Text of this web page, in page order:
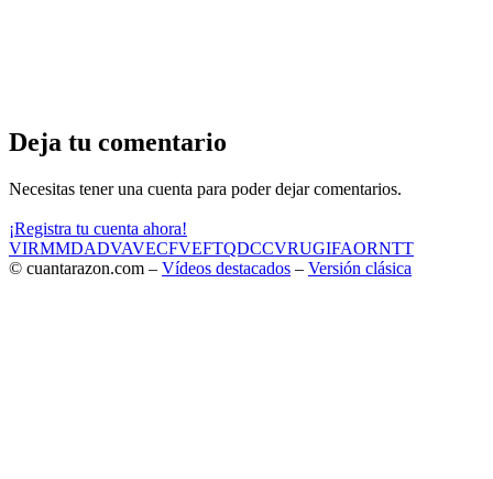
Deja tu comentario
Necesitas tener una cuenta para poder dejar comentarios.
¡Registra tu cuenta ahora!
VIRMMDADVAVECFVEFTQDCCVRUGIFAORNTT
© cuantarazon.com – Vídeos destacados – Versión clásica